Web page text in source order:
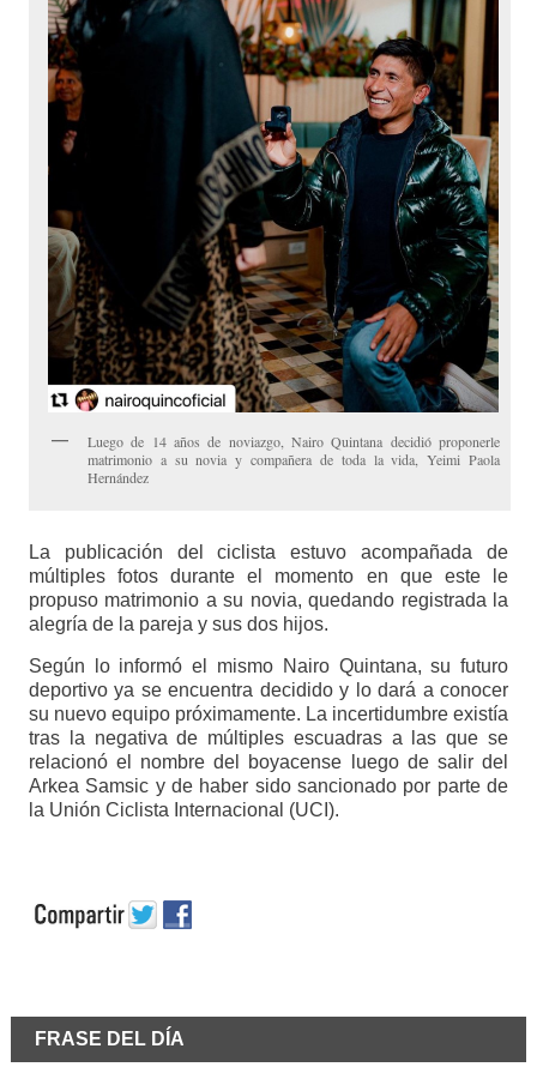
Luego de 14 años de noviazgo, Nairo Quintana decidió proponerle
matrimonio a su novia y compañera de toda la vida, Yeimi Paola
Hernández
La publicación del ciclista estuvo acompañada de
múltiples fotos durante el momento en que este le
propuso matrimonio a su novia, quedando registrada la
alegría de la pareja y sus dos hijos.
Según lo informó el mismo Nairo Quintana, su futuro
deportivo ya se encuentra decidido y lo dará a conocer
su nuevo equipo próximamente. La incertidumbre existía
tras la negativa de múltiples escuadras a las que se
relacionó el nombre del boyacense luego de salir del
Arkea Samsic y de haber sido sancionado por parte de
la Unión Ciclista Internacional (UCI).
FRASE DEL DÍA